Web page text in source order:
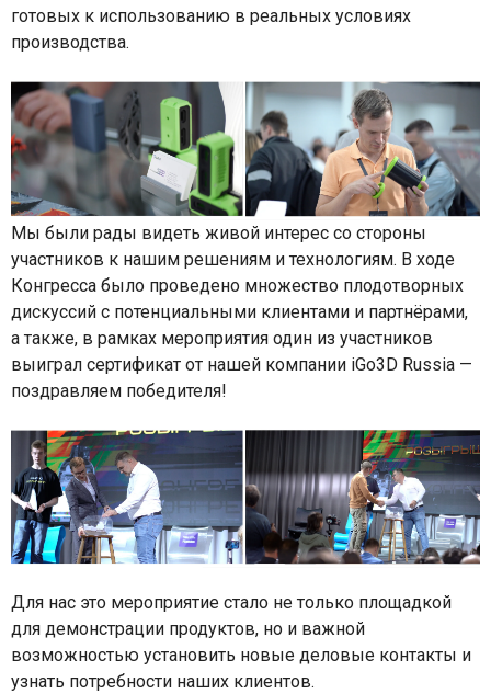
готовых к использованию в реальных условиях
производства.
Мы были рады видеть живой интерес со стороны
участников к нашим решениям и технологиям. В ходе
Конгресса было проведено множество плодотворных
дискуссий с потенциальными клиентами и партнёрами,
а также, в рамках мероприятия один из участников
выиграл сертификат от нашей компании iGo3D Russia —
поздравляем победителя!
Для нас это мероприятие стало не только площадкой
для демонстрации продуктов, но и важной
возможностью установить новые деловые контакты и
узнать потребности наших клиентов.